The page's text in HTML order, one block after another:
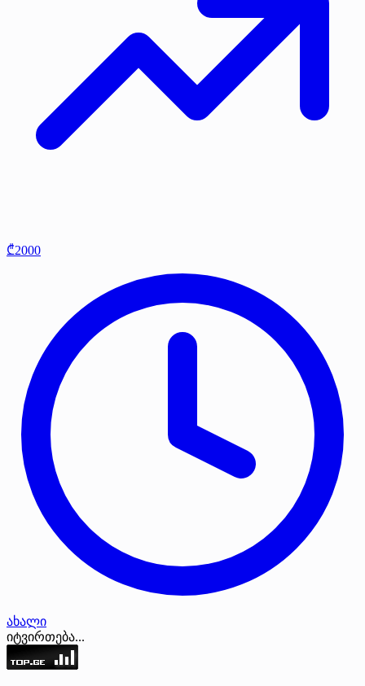
₾2000
ახალი
იტვირთება...